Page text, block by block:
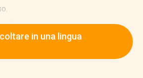
Asia, sulle montagne di Nepal,
Amano i luoghi freschi e alti,
nelle foreste nebbiose.
in una lingua